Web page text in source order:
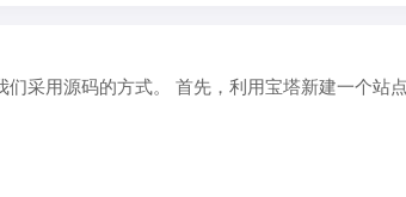
采用源码的方式。 首先，利用宝塔新建一个站